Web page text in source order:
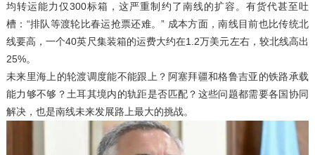
均转运能力仅300标箱，这严重制约了南线的扩容。有货代甚至吐
槽：“排队等渡轮比春运抢票还难。” 成本方面，南线目前也比传统北
线要高，一个40英尺集装箱的运费大约在1.2万美元左右，较北线高出
25%。
未来里海上的轮渡调度能不能跟上？阿塞拜疆和格鲁吉亚的铁路承载
能力够不够？土耳其境内的轨距是否匹配？这些问题都需要各国协同
解决，也是南线未来发展路上最大的挑战。